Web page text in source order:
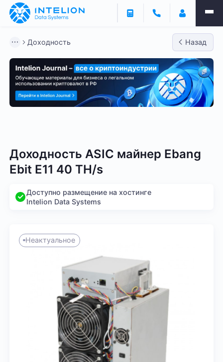
Доходность Назад
Доходность ASIC майнер Ebang
Ebit E11 40 TH/s
Доступно размещение на хостинге
Intelion Data Systems
Неактуальное